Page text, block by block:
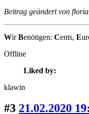
Beitrag geändert von
WirBenötigen: Cents, E
Offline
Liked by:
klawin
#3 21.02.2020